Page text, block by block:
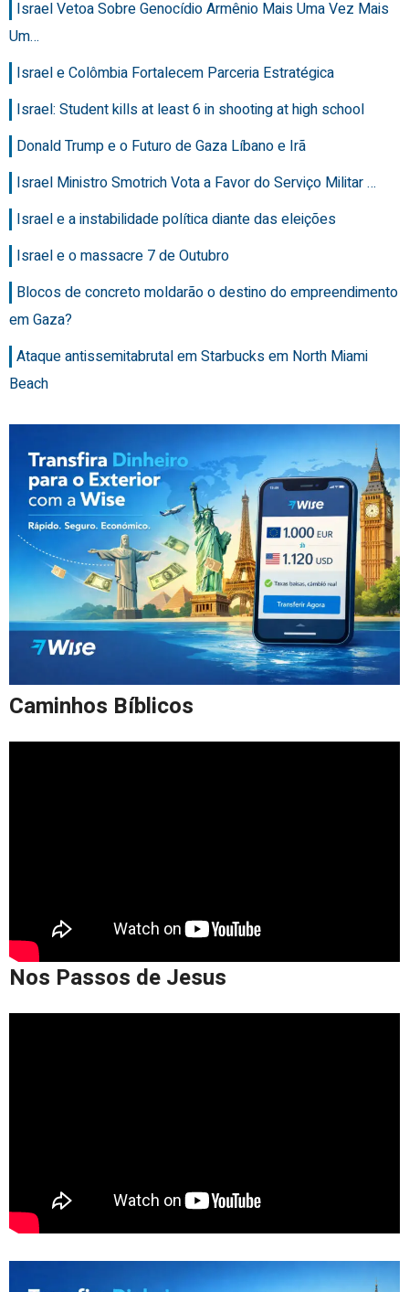
Israel Vetoa Sobre Genocídio Armênio Mais Uma Vez Mais
Um…
Israel e Colômbia Fortalecem Parceria Estratégica
Israel: Student kills at least 6 in shooting at high school
Donald Trump e o Futuro de Gaza Líbano e Irã
Israel Ministro Smotrich Vota a Favor do Serviço Militar …
Israel e a instabilidade política diante das eleições
Israel e o massacre 7 de Outubro
Blocos de concreto moldarão o destino do empreendimento
em Gaza?
Ataque antissemitabrutal em Starbucks em North Miami
Beach
Caminhos Bíblicos
Nos Passos de Jesus